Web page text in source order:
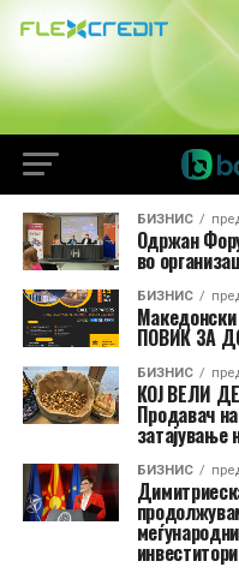
БИЗНИС
Одржан
во
БИЗНИС
ПОВИК ЗА
БИЗНИС
КОЈ ВЕЛИ
Продавач
БИЗНИС